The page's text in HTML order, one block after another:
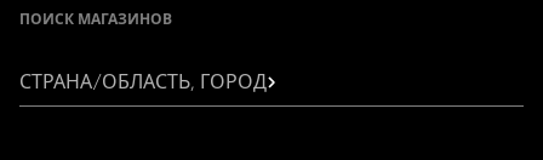
ПОИСК МАГАЗИНОВ
СТРАНА/ОБЛАСТЬ, ГОРОД